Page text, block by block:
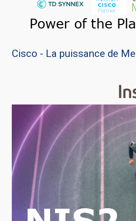
Cisco - La puissance de